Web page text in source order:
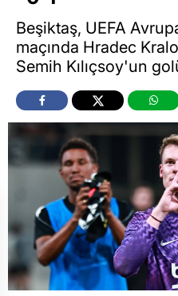
Beşiktaş, UEFA
maçında Hradec
Semih Kılıçsoy'un